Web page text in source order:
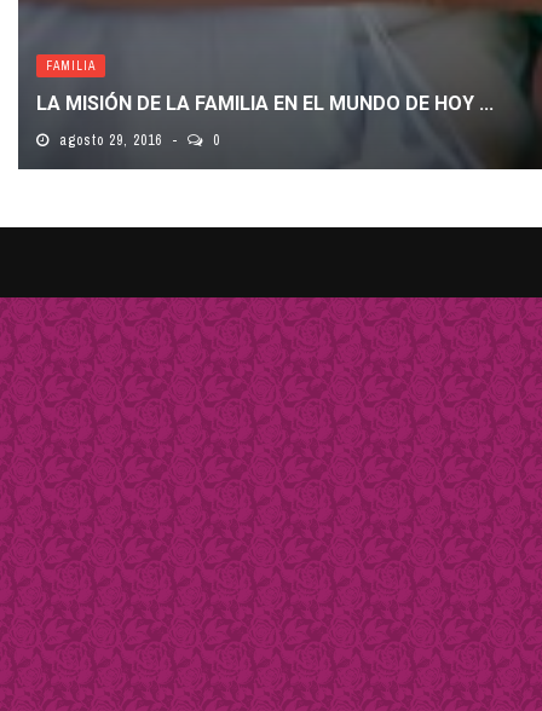
FAMILIA
LA MISIÓN DE LA FAMILIA EN EL MUNDO DE HOY ...
agosto 29, 2016 0